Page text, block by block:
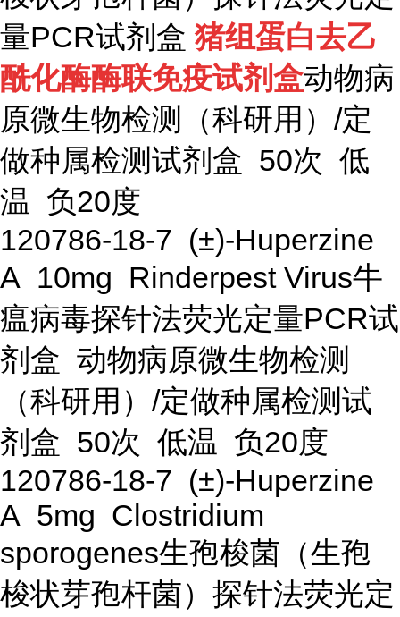
量PCR试剂盒 猪组蛋白去乙
酰化酶酶联免疫试剂盒动物病
原微生物检测（科研用）/定
做种属检测试剂盒 50次 低
温 负20度
120786-18-7 (±)-Huperzine
A 10mg Rinderpest Virus牛
瘟病毒探针法荧光定量PCR试
剂盒 动物病原微生物检测
（科研用）/定做种属检测试
剂盒 50次 低温 负20度
120786-18-7 (±)-Huperzine
A 5mg Clostridium
sporogenes生孢梭菌（生孢
梭状芽孢杆菌）探针法荧光定